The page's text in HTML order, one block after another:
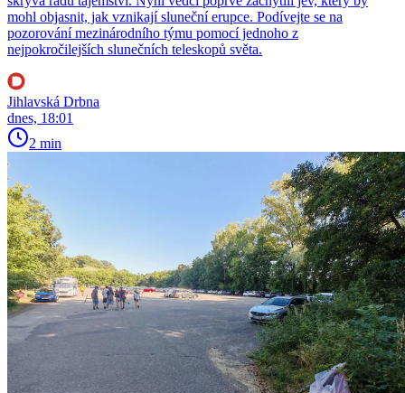
mohl objasnit, jak vznikají sluneční erupce. Podívejte se na
pozorování mezinárodního týmu pomocí jednoho z
nejpokročilejších slunečních teleskopů světa.
Jihlavská Drbna
dnes, 18:01
2 min